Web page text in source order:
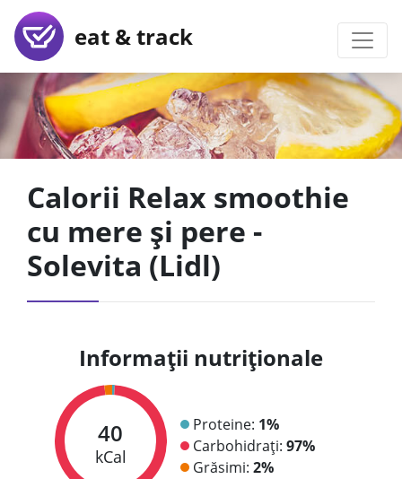
eat & track
Calorii Relax smoothie
cu mere și pere -
Solevita (Lidl)
Informații nutriționale
40
kCal
Proteine: 1%
Carbohidrați: 97%
Grăsimi: 2%